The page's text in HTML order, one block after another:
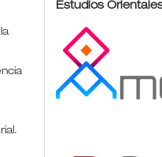
Estudios